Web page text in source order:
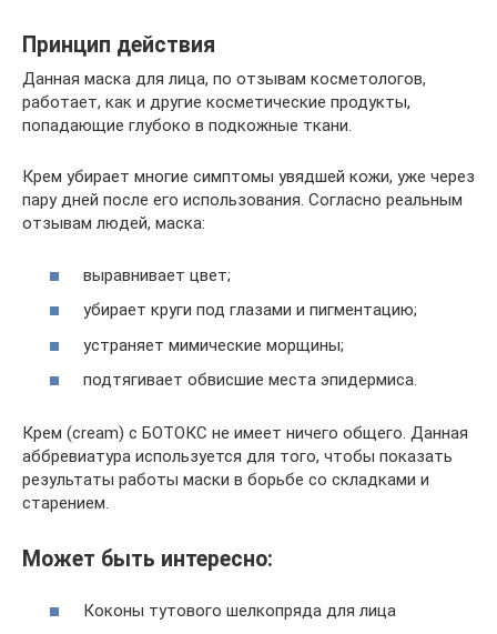
Принцип действия
Данная маска для лица, по отзывам косметологов,
работает, как и другие косметические продукты,
попадающие глубоко в подкожные ткани.
Крем убирает многие симптомы увядшей кожи, уже через
пару дней после его использования. Согласно реальным
отзывам людей, маска:
выравнивает цвет;
убирает круги под глазами и пигментацию;
устраняет мимические морщины;
подтягивает обвисшие места эпидермиса.
Крем (cream) с БОТОКС не имеет ничего общего. Данная
аббревиатура используется для того, чтобы показать
результаты работы маски в борьбе со складками и
старением.
Может быть интересно:
Коконы тутового шелкопряда для лица